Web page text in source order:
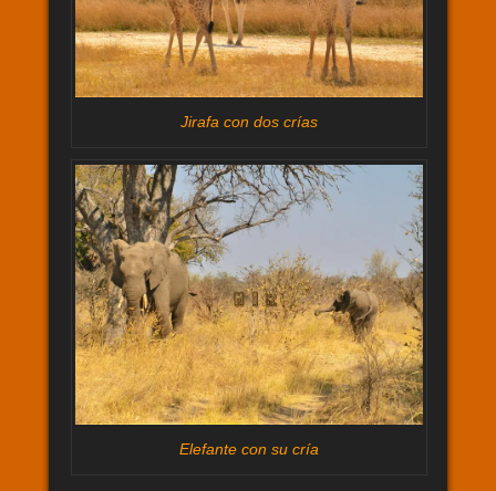
Jirafa con dos crías
Elefante con su cría